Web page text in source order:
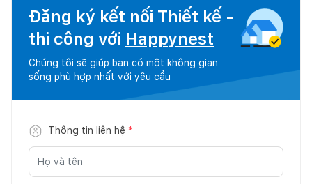
Đăng ký kết nối Thiết kế -
thi công với Happynest
Chúng tôi sẽ giúp bạn có một không gian
sống phù hợp nhất với yêu cầu
Thông tin liên hệ *